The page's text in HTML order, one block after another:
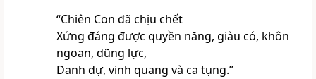
“Chiên Con đã chịu chết
Xứng đáng được quyền năng, giàu có, khôn
ngoan, dũng lực,
Danh dự, vinh quang và ca tụng.”